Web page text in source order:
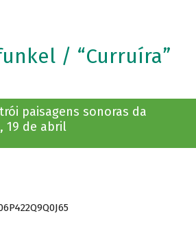
/ “Curruíra”
paisagens sonoras da
19 de abril